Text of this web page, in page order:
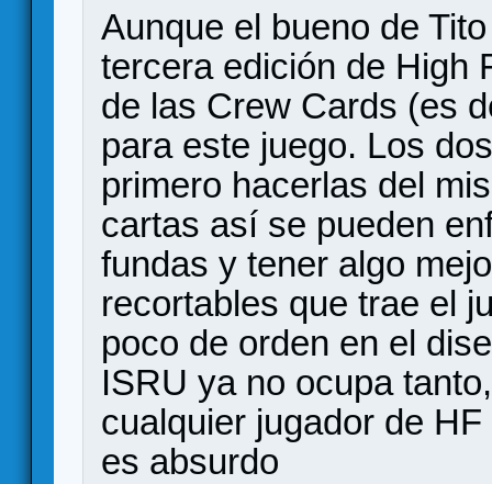
Aunque el bueno de
tercera edición de High
de las Crew Cards (es
para este juego. Los
primero hacerlas del
cartas así se pueden
fundas y tener algo
recortables que trae el
poco de orden en el
ISRU ya no ocupa
cualquier jugador de
es absurdo